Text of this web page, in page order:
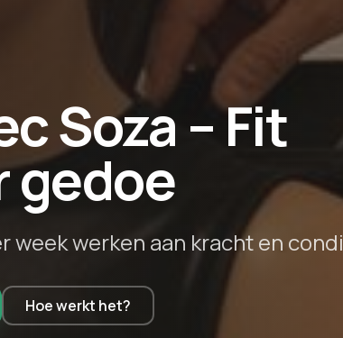
Soza – Fit
gedoe
week werken aan kracht en
Hoe werkt het?